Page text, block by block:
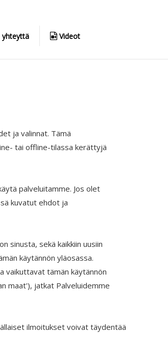
yhteyttä Videot
ja valinnat. Tämä
tai offline-tilassa kerättyjä
palveluitamme. Jos olet
kuvatut ehdot ja
sinusta, sekä kaikkiin uusiin
käytännön yläosassa.
vaikuttavat tämän käytännön
maat'), jatkat Palveluidemme
ilmoitukset voivat täydentää